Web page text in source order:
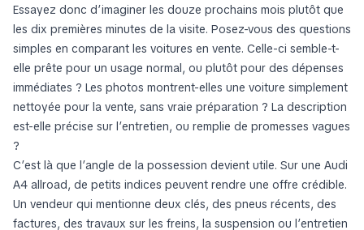
Essayez donc d’imaginer les douze prochains mois plutôt que
les dix premières minutes de la visite. Posez-vous des questions
simples en comparant les voitures en vente. Celle-ci semble-t-
elle prête pour un usage normal, ou plutôt pour des dépenses
immédiates ? Les photos montrent-elles une voiture simplement
nettoyée pour la vente, sans vraie préparation ? La description
est-elle précise sur l’entretien, ou remplie de promesses vagues
?
C’est là que l’angle de la possession devient utile. Sur une Audi
A4 allroad, de petits indices peuvent rendre une offre crédible.
Un vendeur qui mentionne deux clés, des pneus récents, des
factures, des travaux sur les freins, la suspension ou l’entretien